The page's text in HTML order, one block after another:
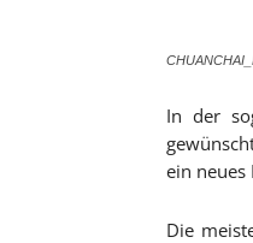
In der
ein neues
Die